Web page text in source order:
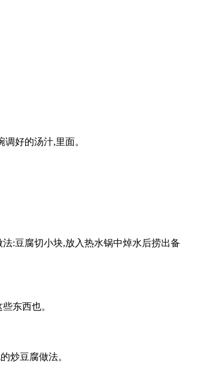
好的汤汁,里面。
:豆腐切小块,放入热水锅中焯水后捞出备
东西也。
炒豆腐做法。